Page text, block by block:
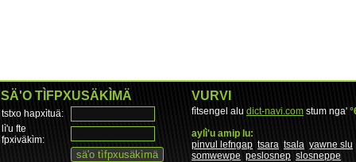
SÄ'O TÌFPXUSÄKÌMÄ
tstxo hapxìtuä:
lì'u fte
fpxiväkìm:
VURVI
fìtsengel alu dict-navi.com stum nga'
aylì'u amip lu:
pinvul lefngap tsara tsala yawne slu
somwewpe peslosnep slosneppe